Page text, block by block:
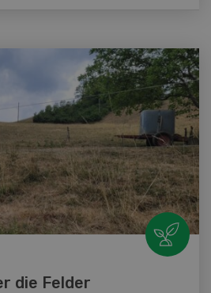
die Felder